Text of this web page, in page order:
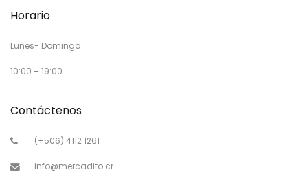
Horario
Lunes- Domingo
10:00 – 19:00
Contáctenos
(+506) 4112 1261
info@mercadito.cr